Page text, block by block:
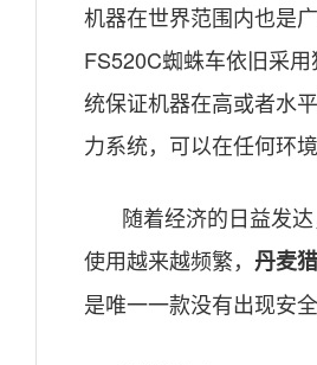
机器在世界范围内也是
FS520C蜘蛛车依旧采
统保证机器在高或者水
力系统，可以在任何环境
随着经济的日益发
使用越来越频繁， 丹麦
是唯一一款没有出现安